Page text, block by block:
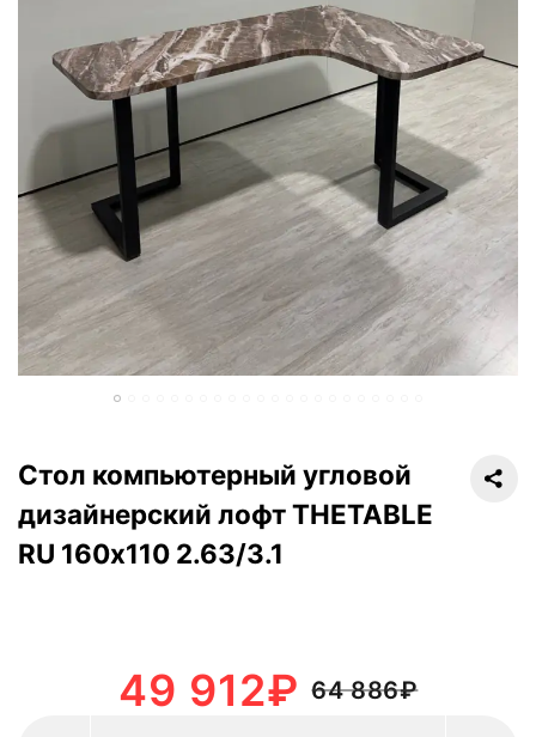
Стол компьютерный угловой
дизайнерский лофт THETABLE
RU 160х110 2.63/3.1
64 886₽
49 912₽